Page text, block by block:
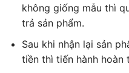
không giống mẫu thì
trả sản phẩm.
Sau khi nhận lại sản
tiền thì tiến hành hoàn